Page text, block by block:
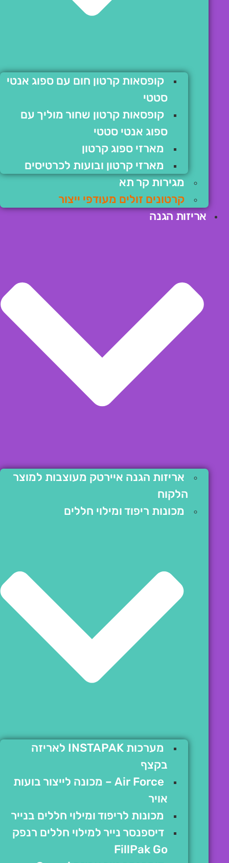
קופסאות קרטון חום עם ספוג אנטי
סטטי
קופסאות קרטון שחור מוליך עם
ספוג אנטי סטטי
מארזי ספוג קרטון
מארזי קרטון ובועות לכרטיסים
מגירות קר תא
קרטונים זולים מעודפי ייצור
אריזות הגנה
אריזות הגנה איירטק מעוצבות למוצר
הלקוח
מכונות ריפוד ומילוי חללים
מערכות INSTAPAK לאריזה
בקצף
Air Force – מכונה לייצור בועות
אויר
מכונות לריפוד ומילוי חללים בנייר
דיספנסר נייר למילוי חללים רנפק
FillPak Go